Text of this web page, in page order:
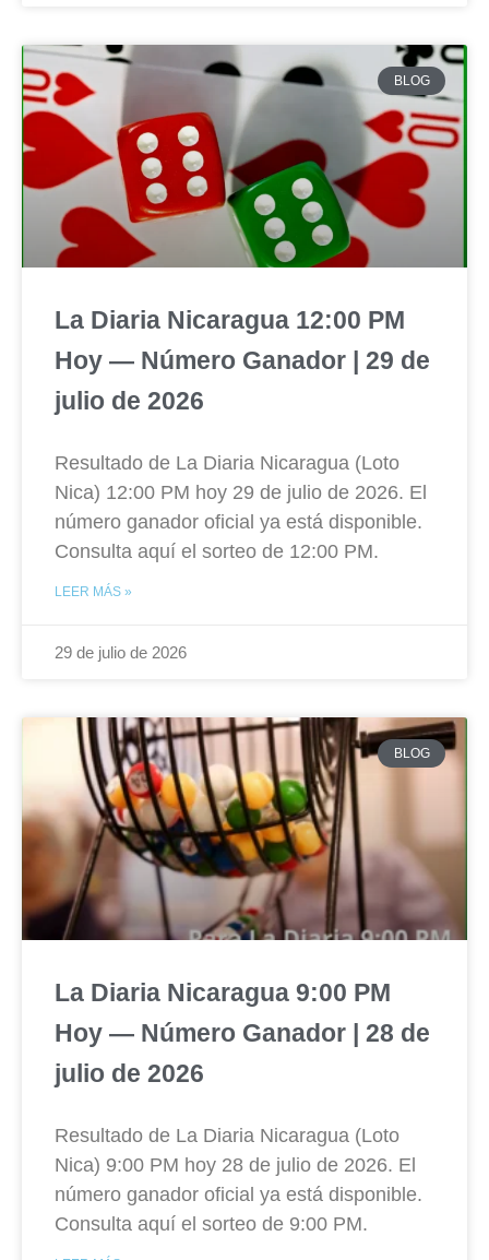
BLOG
La Diaria Nicaragua 12:00 PM
Hoy — Número Ganador | 29 de
julio de 2026
Resultado de La Diaria Nicaragua (Loto
Nica) 12:00 PM hoy 29 de julio de 2026. El
número ganador oficial ya está disponible.
Consulta aquí el sorteo de 12:00 PM.
LEER MÁS »
29 de julio de 2026
BLOG
La Diaria Nicaragua 9:00 PM
Hoy — Número Ganador | 28 de
julio de 2026
Resultado de La Diaria Nicaragua (Loto
Nica) 9:00 PM hoy 28 de julio de 2026. El
número ganador oficial ya está disponible.
Consulta aquí el sorteo de 9:00 PM.